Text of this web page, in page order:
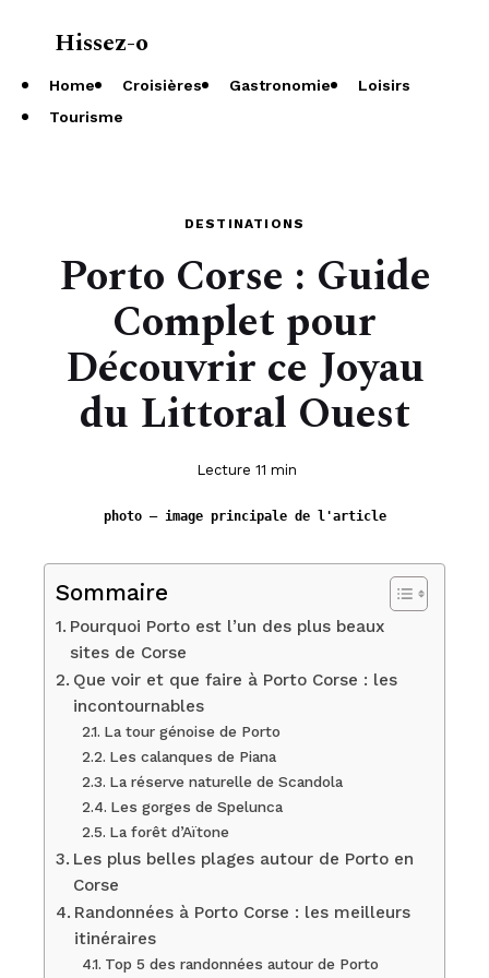
Hissez-o
Home Croisières Gastronomie
Loisirs
Tourisme
DESTINATIONS
Porto Corse : Guide
Complet pour
Découvrir ce Joyau
du Littoral Ouest
Lecture 11 min
photo — image principale de l'article
Sommaire
Pourquoi Porto est l’un des plus beaux
sites de Corse
Que voir et que faire à Porto Corse : les
incontournables
La tour génoise de Porto
Les calanques de Piana
La réserve naturelle de Scandola
Les gorges de Spelunca
La forêt d’Aïtone
Les plus belles plages autour de Porto en
Corse
Randonnées à Porto Corse : les meilleurs
itinéraires
Top 5 des randonnées autour de Porto